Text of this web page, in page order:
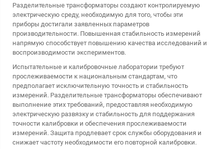
Разделительные трансформаторы создают контролируемую
электрическую среду, необходимую для того, чтобы эти
приборы достигали заявленных параметров
производительности. Повышенная стабильность измерений
напрямую способствует повышению качества исследований и
воспроизводимости экспериментов.
Испытательные и калибровочные лаборатории требуют
прослеживаемости к национальным стандартам, что
предполагает исключительную точность и стабильность
измерений. Разделительные трансформаторы обеспечивают
выполнение этих требований, предоставляя необходимую
электрическую развязку и стабильность для поддержания
точности калибровки и обеспечения прослеживаемости
измерений. Защита продлевает срок службы оборудования и
снижает частоту необходимости его повторной калибровки.